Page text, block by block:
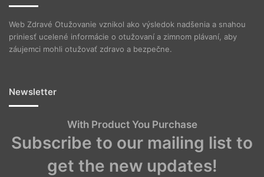
Web Zdravé Otužovanie vznikol ako výsledok nadšenia a snahou
priniesť ucelené informácie o otužovaní a zimnom plávaní, aby
záujemci mohli otužovať zdravo a bezpečne.
Newsletter
With Product You Purchase
Subscribe to our mailing list to
get the new updates!